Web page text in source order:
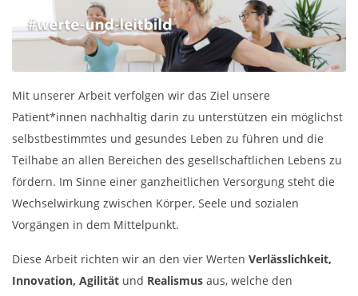
Mit unserer Arbeit verfolgen wir das Ziel unsere
Patient*innen nachhaltig darin zu unterstützen ein möglichst
selbstbestimmtes und gesundes Leben zu führen und die
Teilhabe an allen Bereichen des gesellschaftlichen Lebens zu
fördern. Im Sinne einer ganzheitlichen Versorgung steht die
Wechselwirkung zwischen Körper, Seele und sozialen
Vorgängen in dem Mittelpunkt.
Diese Arbeit richten wir an den vier Werten Verlässlichkeit,
Innovation, Agilität und Realismus aus, welche den